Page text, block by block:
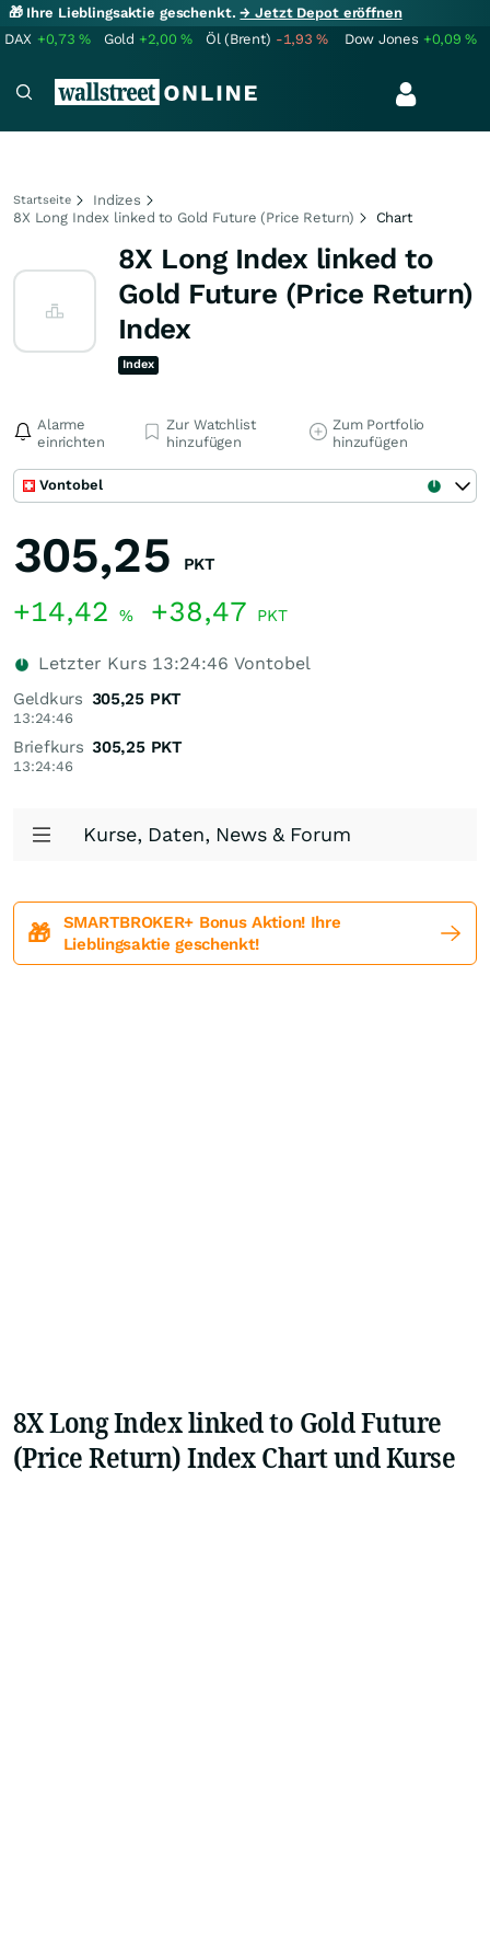
🎁 Ihre Lieblingsaktie geschenkt.→ Jetzt Depot eröffnen
DAX +0,73% Gold +2,00% Öl (Brent) -1,93% Dow Jones +0,09%
Startseite
Indizes
8X Long Index linked to Gold Future (Price Return)
Chart
8X Long Index linked to
Gold Future (Price Return)
Index
Index
Alarme
einrichten
Zur Watchlist
hinzufügen
Zum Portfolio
hinzufügen
Vontobel
305,25 PKT
+14,42 % +38,47 PKT
Letzter Kurs 13:24:46 Vontobel
Geldkurs
13:24:46
305,25 PKT
Briefkurs
13:24:46
305,25 PKT
Kurse, Daten, News & Forum
🎁
SMARTBROKER+ Bonus Aktion! Ihre
Lieblingsaktie geschenkt!
8X Long Index linked to Gold Future
(Price Return) Index Chart und Kurse